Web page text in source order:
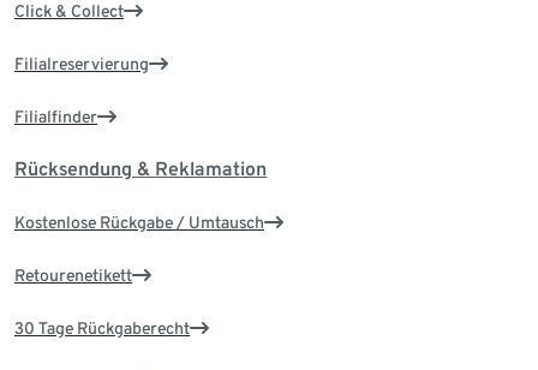
Click & Collect
Filialreservierung
Filialfinder
Rücksendung & Reklamation
Kostenlose Rückgabe / Umtausch
Retourenetikett
30 Tage Rückgaberecht